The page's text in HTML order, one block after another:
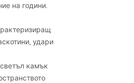
на години.
удари
камък